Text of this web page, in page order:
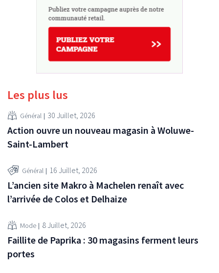
Les plus lus
Général 30 Juillet, 2026
Action ouvre un nouveau magasin à Woluwe-
Saint-Lambert
Général 16 Juillet, 2026
L’ancien site Makro à Machelen renaît avec
l’arrivée de Colos et Delhaize
Mode 8 Juillet, 2026
Faillite de Paprika : 30 magasins ferment leurs
portes